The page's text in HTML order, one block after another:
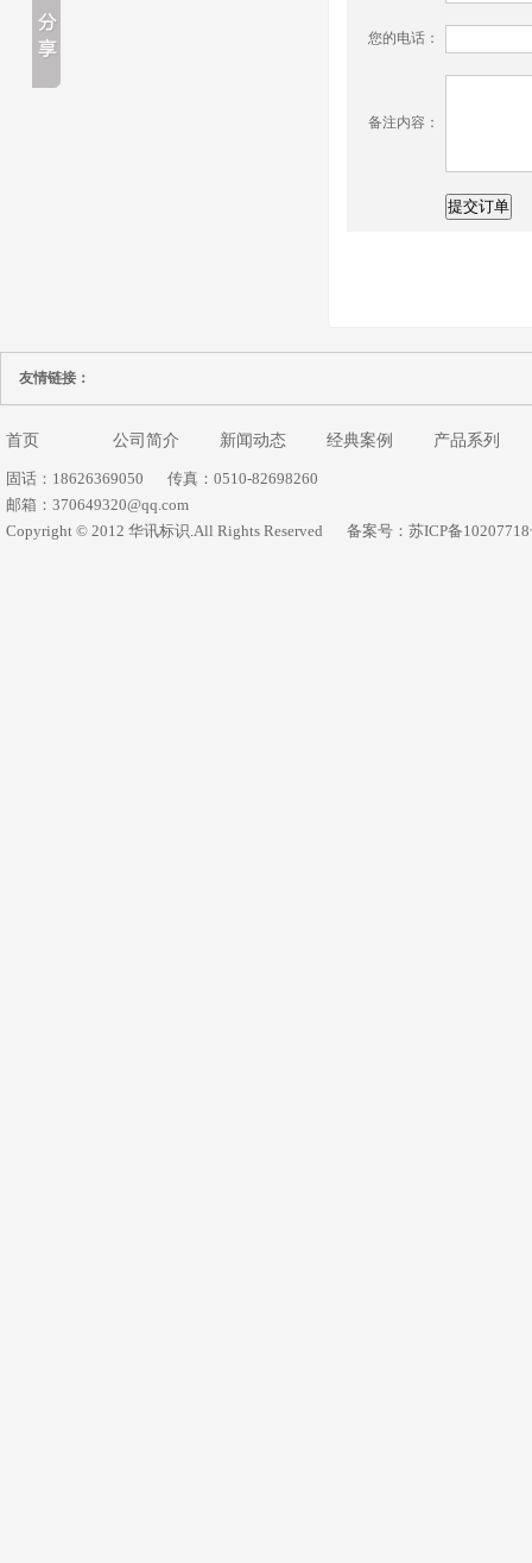
您的电话：
备注内容：
友情链接：
首页 公司简介 新闻动态 经典案例 产品系列
固话：18626369050
传真：0510-82698260
邮箱：370649320@qq.com
Copyright © 2012 华讯标识.All Rights Reserved
备案号：苏ICP备